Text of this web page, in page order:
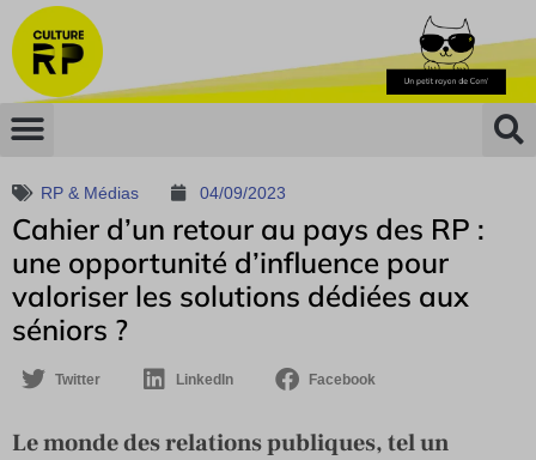
RP & Médias 04/09/2023
Cahier d’un retour au pays des RP :
une opportunité d’influence pour
valoriser les solutions dédiées aux
séniors ?
Twitter LinkedIn Facebook
Le monde des relations publiques, tel un